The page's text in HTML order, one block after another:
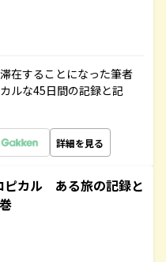
在することになった筆者
ルな45日間の記録と記
詳細を見る
ピカル ある旅の記録と